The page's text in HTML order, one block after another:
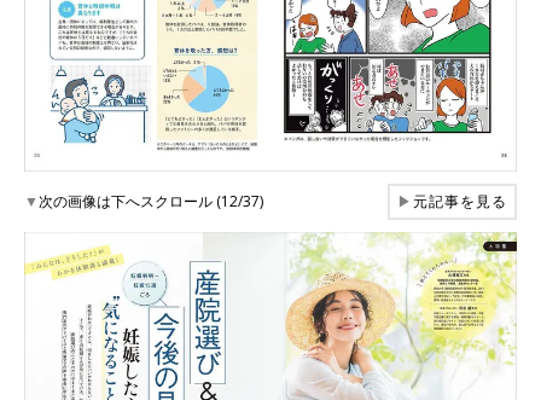
▼次の画像は下へスクロール (12/37) ▶元記事を見る